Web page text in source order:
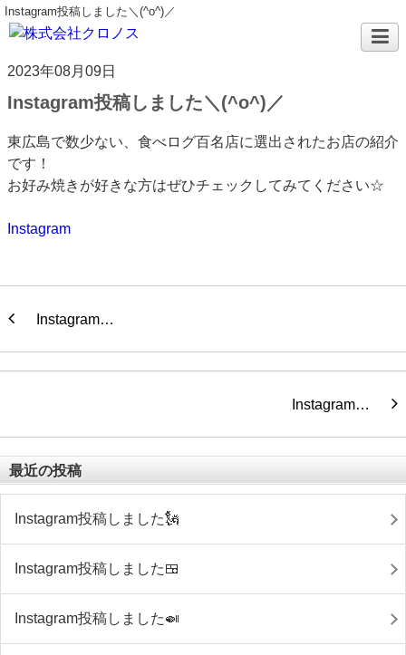
Instagram投稿しました＼(^o^)／
2023年08月09日
Instagram投稿しました＼(^o^)／
東広島で数少ない、食べログ百名店に選出されたお店の紹介
です！
お好み焼きが好きな方はぜひチェックしてみてください☆
Instagram
Instagram…
Instagram…
最近の投稿
Instagram投稿しました🗽
Instagram投稿しました🍱
Instagram投稿しました🍛